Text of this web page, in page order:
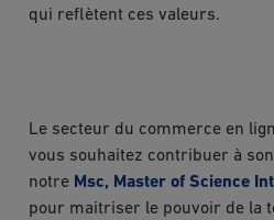
qui reflètent ces valeurs.
Le secteur du commerce en
vous souhaitez contribuer à
notre Msc, Master of Science
pour maitriser le pouvoir de la